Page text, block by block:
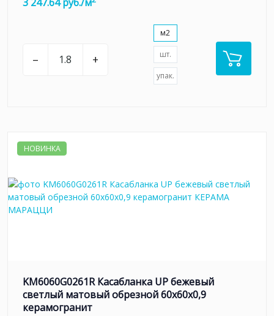
– +
м2
шт.
упак.
НОВИНКА
KM6060G0261R Касабланка UP бежевый
светлый матовый обрезной 60x60x0,9
керамогранит